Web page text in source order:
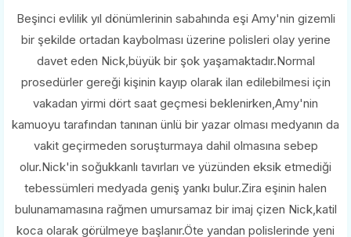
Beşinci evlilik yıl dönümlerinin sabahında eşi Amy'nin gizemli
bir şekilde ortadan kaybolması üzerine polisleri olay yerine
davet eden Nick,büyük bir şok yaşamaktadır.Normal
prosedürler gereği kişinin kayıp olarak ilan edilebilmesi için
vakadan yirmi dört saat geçmesi beklenirken,Amy'nin
kamuoyu tarafından tanınan ünlü bir yazar olması medyanın da
vakit geçirmeden soruşturmaya dahil olmasına sebep
olur.Nick'in soğukkanlı tavırları ve yüzünden eksik etmediği
tebessümleri medyada geniş yankı bulur.Zira eşinin halen
bulunamamasına rağmen umursamaz bir imaj çizen Nick,katil
koca olarak görülmeye başlanır.Öte yandan polislerinde yeni